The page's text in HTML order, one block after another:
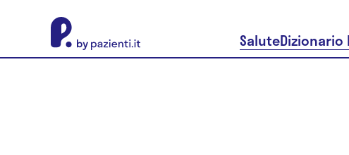
SaluteDizionario